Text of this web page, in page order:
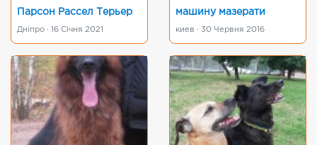
Парсон Рассел Терьер
Дніпро · 16 Січня 2021
машину мазерати
киев · 30 Червня 2016